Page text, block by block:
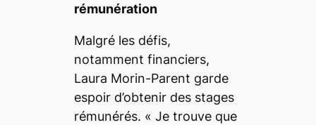
rémunération
Malgré les défis,
notamment financiers,
Laura Morin-Parent garde
espoir d’obtenir des stages
rémunérés. « Je trouve que